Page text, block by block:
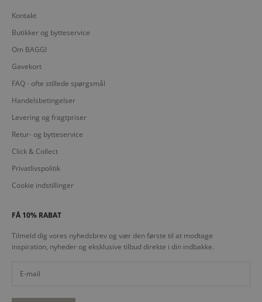
Kontakt
Butikker og bytteservice
Om BAGGI
Gavekort
FAQ - ofte stillede spørgsmål
Handelsbetingelser
Levering og fragtpriser
Retur- og bytteservice
Click & Collect
Privatlivspolitik
Cookie indstillinger
FÅ 10% RABAT
Tilmeld dig vores nyhedsbrev og vær den første til at modtage
inspiration, nyheder og eksklusive tilbud direkte i din indbakke.